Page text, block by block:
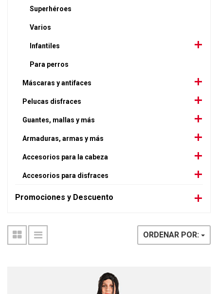
Superhéroes
Varios
Infantiles
Para perros
Máscaras y antifaces
Pelucas disfraces
Guantes, mallas y más
Armaduras, armas y más
Accesorios para la cabeza
Accesorios para disfraces
Promociones y Descuento
ORDENAR POR: